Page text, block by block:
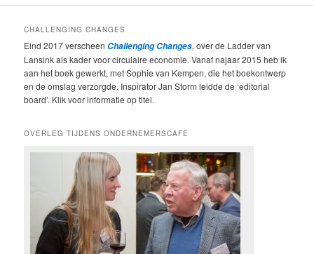
CHALLENGING CHANGES
Eind 2017 verscheen Challenging Changes, over de Ladder van
Lansink als kader voor circulaire economie. Vanaf najaar 2015 heb ik
aan het boek gewerkt, met Sophie van Kempen, die het boekontwerp
en de omslag verzorgde. Inspirator Jan Storm leidde de ‘editorial
board’. Klik voor informatie op titel.
OVERLEG TIJDENS ONDERNEMERSCAFE